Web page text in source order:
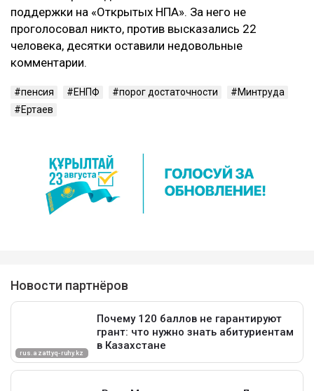
поддержки на «Открытых НПА». За него не
проголосовал никто, против высказались 22
человека, десятки оставили недовольные
комментарии.
пенсия ЕНПФ порог достаточности
Минтруда
Ертаев